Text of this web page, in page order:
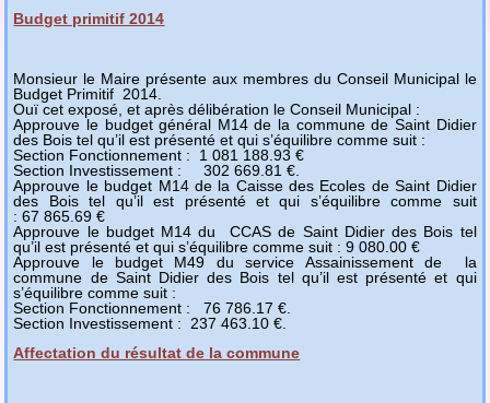
Budget primitif 2014
Monsieur le Maire présente aux membres du Conseil Municipal le
Budget Primitif 2014.
Ouï cet exposé, et après délibération le Conseil Municipal :
Approuve le budget général M14 de la commune de Saint Didier
des Bois tel qu’il est présenté et qui s’équilibre comme suit :
Section Fonctionnement : 1 081 188.93 €
Section Investissement :
302 669.81 €.
Approuve le budget M14 de la Caisse des Ecoles de Saint Didier
des Bois tel qu’il est présenté et qui s’équilibre comme suit
: 67 865.69 €
Approuve le budget M14 du
CCAS de Saint Didier des Bois tel
qu’il est présenté et qui s’équilibre comme suit : 9 080.00 €
Approuve le budget M49 du service Assainissement de
la
commune de Saint Didier des Bois tel qu’il est présenté et qui
s’équilibre comme suit :
Section Fonctionnement :
76 786.17 €.
Section Investissement : 237 463.10 €.
Affectation du résultat de la commune